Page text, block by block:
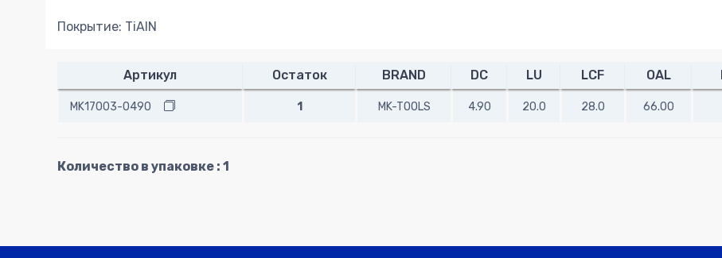
Покрытие: TiAlN
Артикул Остаток BRAND DC LU LCF OAL
MK17003-0490 1 MK-TOOLS 4.90 20.0 28.0 66.00
Количество в упаковке : 1